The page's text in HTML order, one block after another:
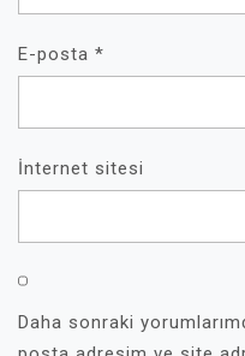
E-posta *
İnternet sitesi
Daha sonraki